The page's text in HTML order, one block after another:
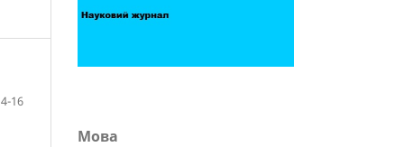
4-16
Мова